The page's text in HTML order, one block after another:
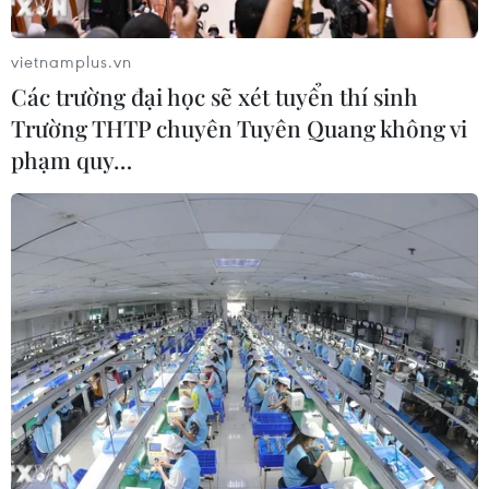
Thanh niên TP.HCM xác định chuyển đổi
số là động lực phát triển
16/10/2022 07:36
Bí thư thứ nhất Trung ương Đoàn Bùi Quang Huy đề
nghị thành đoàn TP.HCM cần khẳng định vai trò tiên
phong của tổ chức đoàn trong quá trình tham gia xây
dựng chính phủ số, kinh tế số, xã hội số.
vietnamplus.vn
Các trường đại học sẽ xét tuyển thí sinh
Trường THTP chuyên Tuyên Quang không vi
phạm quy…